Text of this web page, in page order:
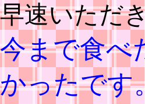
早速いただ
今まで食べ
かったです